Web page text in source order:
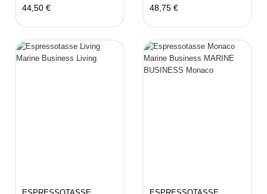
44,50 € 48,75 €